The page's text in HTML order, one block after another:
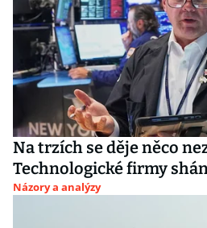
Na trzích se děje něco
Technologické firmy
Názory a analýzy